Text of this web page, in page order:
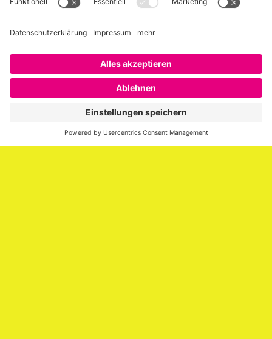
Über SAATKORN
SAATKORN ist der Blog von Gero Hesse. Seit 2009 schreibt
er über die Themen Employer Branding,